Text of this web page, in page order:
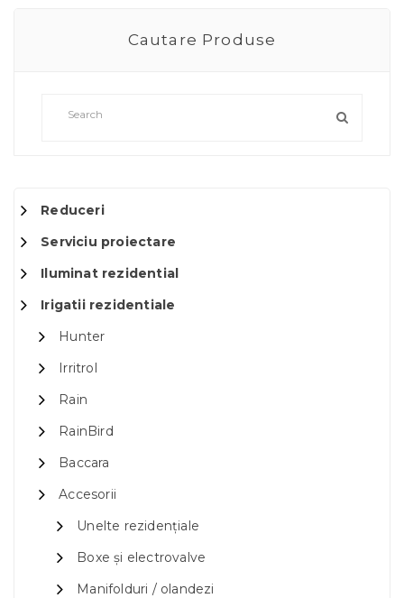
Cautare Produse
Reduceri
Serviciu proiectare
Iluminat rezidential
Irigatii rezidentiale
Hunter
Irritrol
Rain
RainBird
Baccara
Accesorii
Unelte rezidențiale
Boxe și electrovalve
Manifolduri / olandezi